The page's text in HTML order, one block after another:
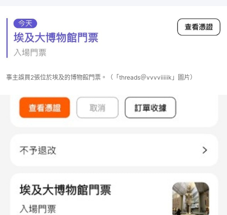
事主誤買2張位於埃及的博物館門票。（「threads＠vvvviiiiik」圖片）